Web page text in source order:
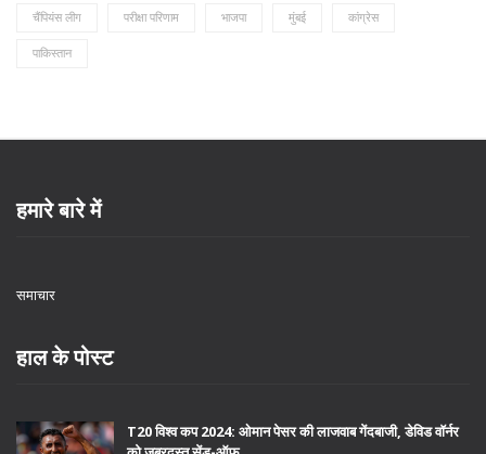
चैंपियंस लीग परीक्षा परिणाम भाजपा मुंबई कांग्रेस
पाकिस्तान
हमारे बारे में
समाचार
हाल के पोस्ट
T20 विश्व कप 2024: ओमान पेसर की लाजवाब गेंदबाजी, डेविड वॉर्नर